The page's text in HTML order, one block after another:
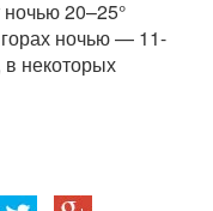
20–25°
ночью — 11-
в некоторых